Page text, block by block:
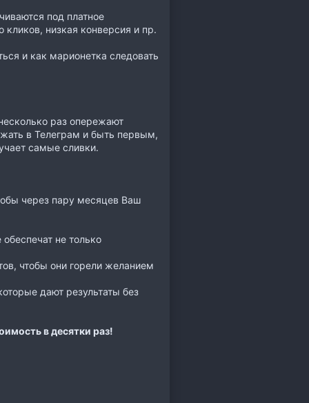
под платное
низкая конверсия и пр.
и как марионетка следовать
раз опережают
в Телеграм и быть первым,
самые сливки.
через пару месяцев Ваш
не только
чтобы они горели желанием
дают результаты без
в десятки раз!